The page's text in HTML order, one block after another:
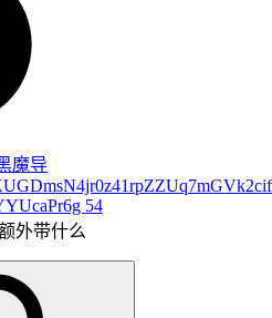
魔导
54
外带什么